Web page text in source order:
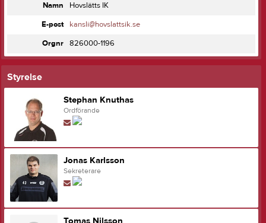
Namn
Hovslätts IK
E-post
kansli@hovslattsik.se
Orgnr
826000-1196
Styrelse
Stephan Knuthas
Ordförande
Jonas Karlsson
Sekreterare